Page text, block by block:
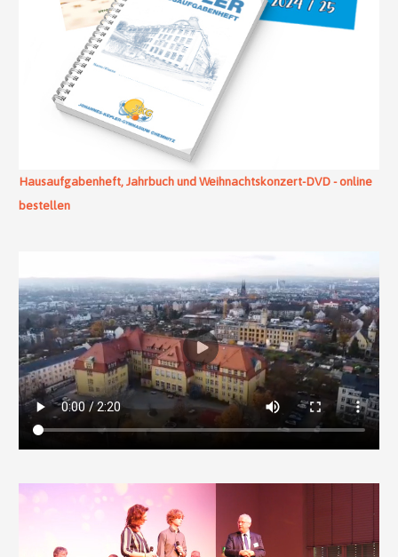
Hausaufgabenheft, Jahrbuch und Weihnachtskonzert-DVD - online
bestellen